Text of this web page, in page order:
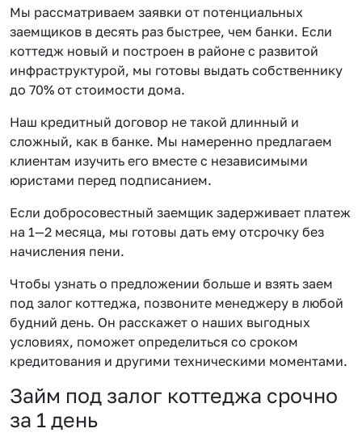
Мы рассматриваем заявки от потенциальных
заемщиков в десять раз быстрее, чем банки. Если
коттедж новый и построен в районе с развитой
инфраструктурой, мы готовы выдать собственнику
до 70% от стоимости дома.
Наш кредитный договор не такой длинный и
сложный, как в банке. Мы намеренно предлагаем
клиентам изучить его вместе с независимыми
юристами перед подписанием.
Если добросовестный заемщик задерживает платеж
на 1—2 месяца, мы готовы дать ему отсрочку без
начисления пени.
Чтобы узнать о предложении больше и взять заем
под залог коттеджа, позвоните менеджеру в любой
будний день. Он расскажет о наших выгодных
условиях, поможет определиться со сроком
кредитования и другими техническими моментами.
Займ под залог коттеджа срочно
за 1 день